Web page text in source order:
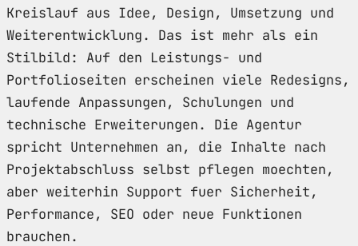
Kreislauf aus Idee, Design, Umsetzung und
Weiterentwicklung. Das ist mehr als ein
Stilbild: Auf den Leistungs- und
Portfolioseiten erscheinen viele Redesigns,
laufende Anpassungen, Schulungen und
technische Erweiterungen. Die Agentur
spricht Unternehmen an, die Inhalte nach
Projektabschluss selbst pflegen moechten,
aber weiterhin Support fuer Sicherheit,
Performance, SEO oder neue Funktionen
brauchen.